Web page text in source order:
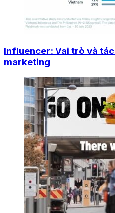
Influencer: Vai trò và
marketing